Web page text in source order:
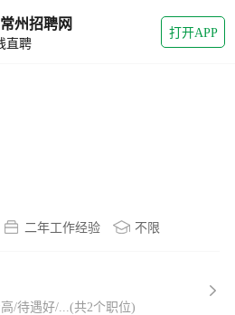
州招聘网
直聘
打开APP
二年工作经验 不限
/待遇好/...(共2个职位)